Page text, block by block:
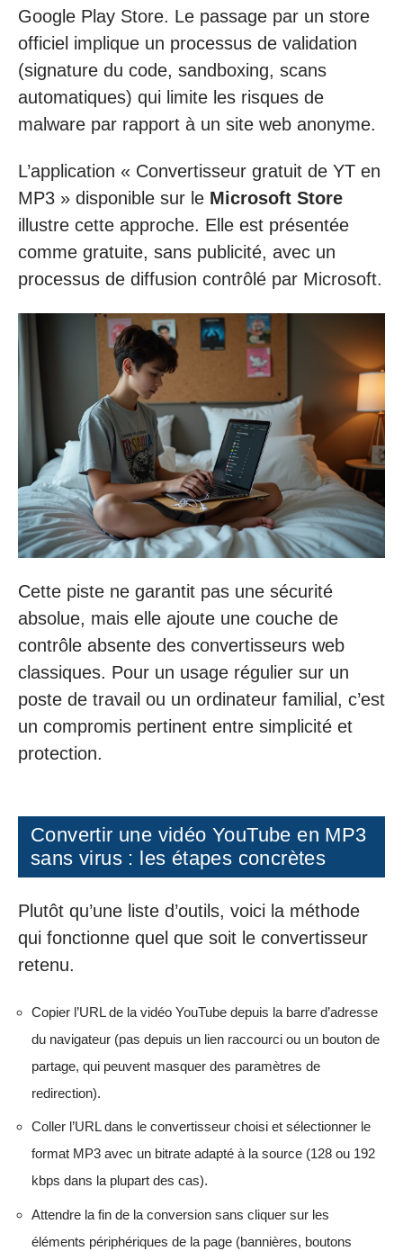
Google Play Store. Le passage par un store
officiel implique un processus de validation
(signature du code, sandboxing, scans
automatiques) qui limite les risques de
malware par rapport à un site web anonyme.
L’application « Convertisseur gratuit de YT en
MP3 » disponible sur le Microsoft Store
illustre cette approche. Elle est présentée
comme gratuite, sans publicité, avec un
processus de diffusion contrôlé par Microsoft.
Cette piste ne garantit pas une sécurité
absolue, mais elle ajoute une couche de
contrôle absente des convertisseurs web
classiques. Pour un usage régulier sur un
poste de travail ou un ordinateur familial, c’est
un compromis pertinent entre simplicité et
protection.
Convertir une vidéo YouTube en MP3
sans virus : les étapes concrètes
Plutôt qu’une liste d’outils, voici la méthode
qui fonctionne quel que soit le convertisseur
retenu.
Copier l’URL de la vidéo YouTube depuis la barre d’adresse
du navigateur (pas depuis un lien raccourci ou un bouton de
partage, qui peuvent masquer des paramètres de
redirection).
Coller l’URL dans le convertisseur choisi et sélectionner le
format MP3 avec un bitrate adapté à la source (128 ou 192
kbps dans la plupart des cas).
Attendre la fin de la conversion sans cliquer sur les
éléments périphériques de la page (bannières, boutons